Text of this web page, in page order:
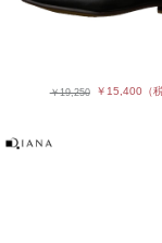
￥19,250 ￥15,400（